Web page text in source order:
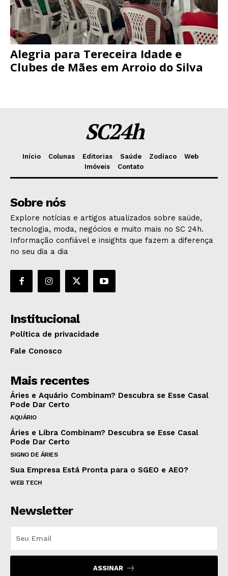
Alegria para Tereceira Idade e
Clubes de Mães em Arroio do Silva
SC24h
Início Colunas Editorias Saúde Zodíaco
Web
Imóveis
Contato
Sobre nós
Explore notícias e artigos atualizados sobre saúde,
tecnologia, moda, negócios e muito mais no SC 24h.
Informação confiável e insights que fazem a diferença
no seu dia a dia
Institucional
Política de privacidade
Fale Conosco
Mais recentes
Áries e Aquário Combinam? Descubra se Esse Casal
Pode Dar Certo
AQUÁRIO
Áries e Libra Combinam? Descubra se Esse Casal
Pode Dar Certo
SIGNO DE ÁRIES
Sua Empresa Está Pronta para o SGEO e AEO?
WEB TECH
Newsletter
ASSINAR